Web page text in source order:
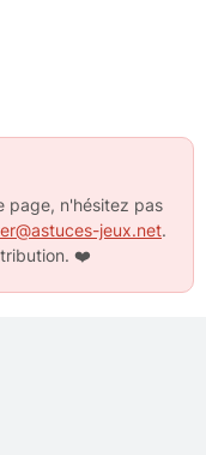
page, n'hésitez pas
jeux.net.
❤️